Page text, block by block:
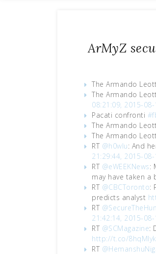
ArMyZ
The Armando
The Armando
08:21:09, 2015-08-
Pacati confronti
The Armando
The Armando
RT @h0wlu: And
21:29:44, 2015-
RT @eWEEKNews:
may have taken a
RT @CBCToronto:
predicts analyst
RT
21:42:14, 2015-
RT @SCMagazine:
http://t.co/
RT